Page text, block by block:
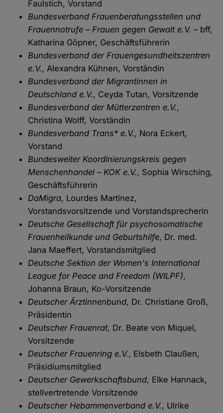
Faulstich, Vorstand
Bundesverband Frauenberatungsstellen und
Frauennotrufe – Frauen gegen Gewalt e.V. – bff,
Katharina Göpner, Geschäftsführerin
Bundesverband der Frauengesundheitszentren
e.V., Alexandra Kühnen, Vorständin
Bundesverband der Migrantinnen in
Deutschland e.V., Ceyda Tutan, Vorsitzende
Bundesverband der Mütterzentren e.V.,
Christina Wolff, Vorständin
Bundesverband Trans* e.V., Nora Eckert,
Vorstand
Bundesweiter Koordinierungskreis gegen
Menschenhandel – KOK e.V., Sophia Wirsching,
Geschäftsführerin
DaMigra, Lourdes Martínez,
Vorstandsvorsitzende und Vorstandsprecherin
Deutsche Gesellschaft für psychosomatische
Frauenheilkunde und Geburtshilfe, Dr. med.
Jana Maeffert, Vorstandsmitglied
Deutsche Sektion der Women's International
League for Peace and Freedom (WILPF),
Johanna Braun, Ko-Vorsitzende
Deutscher Ärztinnenbund, Dr. Christiane Groß,
Präsidentin
Deutscher Frauenrat, Dr. Beate von Miquel,
Vorsitzende
Deutscher Frauenring e.V., Elsbeth Claußen,
Präsidiumsmitglied
Deutscher Gewerkschaftsbund, Elke Hannack,
stellvertretende Vorsitzende
Deutscher Hebammenverband e.V., Ulrike